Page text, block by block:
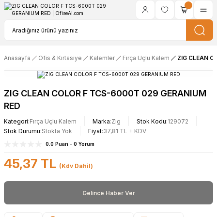
Anasayfa Ofis & Kırtasiye Kalemler Fırça Uçlu Kalem ZIG CLEAN
ZIG CLEAN COLOR F TCS-6000T 029 GERANIUM
RED
Kategori Fırça Uçlu Kalem Marka Zig Stok Kodu 129072
Stok Durumu Stokta Yok Fiyat 37,81 TL + KDV
0.0 Puan - 0 Yorum
45,37 TL (Kdv Dahil)
Gelince Haber Ver